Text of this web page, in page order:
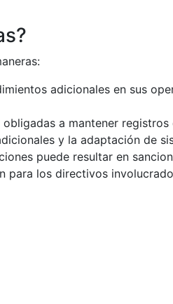
adicionales en sus
a mantener
y la adaptación de
puede resultar en
para los directivos